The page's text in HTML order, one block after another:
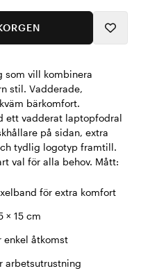
som vill kombinera
stil. Vadderade,
bärkomfort.
ett vadderat laptopfodral
på sidan, extra
tydlig logotyp framtill.
val för alla behov. Mått:
för extra komfort
× 15 cm
enkel åtkomst
arbetsutrustning